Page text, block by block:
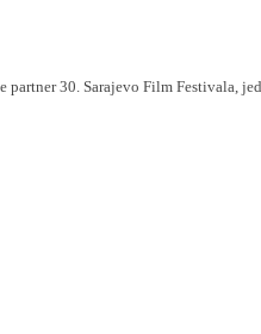
partner 30. Sarajevo Film Festivala,